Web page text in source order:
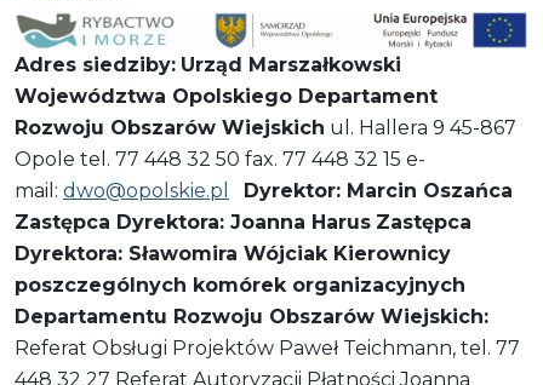
Adres siedziby: Urząd Marszałkowski
Województwa Opolskiego Departament
Rozwoju Obszarów Wiejskich ul. Hallera 9 45-867
Opole tel. 77 448 32 50 fax. 77 448 32 15 e-
mail: dwo@opolskie.pl
Dyrektor: Marcin Oszańca
Zastępca Dyrektora: Joanna Harus Zastępca
Dyrektora: Sławomira Wójciak Kierownicy
poszczególnych komórek organizacyjnych
Departamentu Rozwoju Obszarów Wiejskich:
Referat Obsługi Projektów Paweł Teichmann, tel. 77
448 32 27 Referat Autoryzacji Płatności Joanna